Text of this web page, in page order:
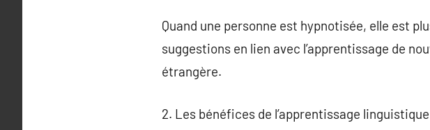
Quand une personne est hypnotisée, elle est
suggestions en lien avec l’apprentissage de
étrangère.
2. Les bénéfices de l’apprentissage